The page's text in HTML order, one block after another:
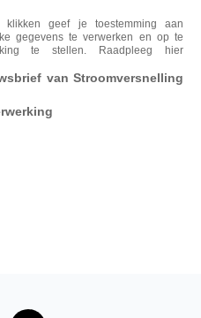
geef je toestemming aan
gegevens te verwerken en op te
te stellen. Raadpleeg hier
van Stroomversnelling